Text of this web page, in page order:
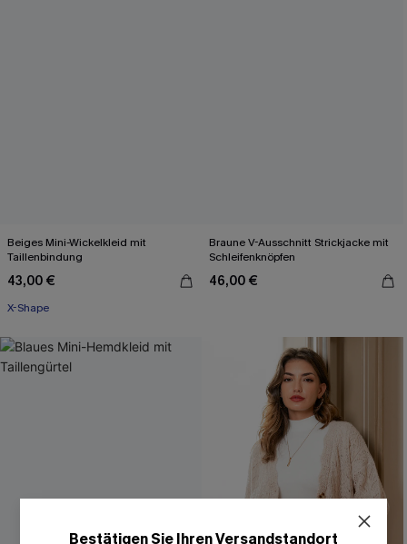
Beiges Mini-Wickelkleid mit
Taillenbindung
43,00 €
X-Shape
Braune V-Ausschnitt Strickjacke mit
Schleifenknöpfen
46,00 €
Bestätigen Sie Ihren Versandstandort